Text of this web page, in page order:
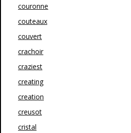
couronne
couteaux
couvert
crachoir
craziest
creating
creation
creusot
cristal